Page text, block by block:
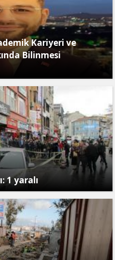
Kariyeri ve
Bilinmesi
1 yaralı